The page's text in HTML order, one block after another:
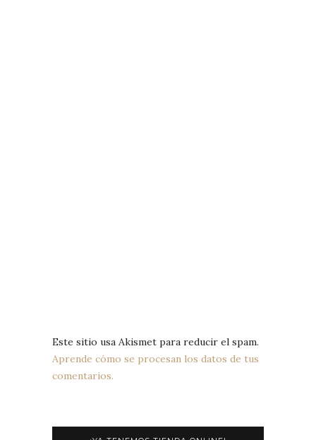
Este sitio usa Akismet para reducir el spam.
Aprende cómo se procesan los datos de tus
comentarios.